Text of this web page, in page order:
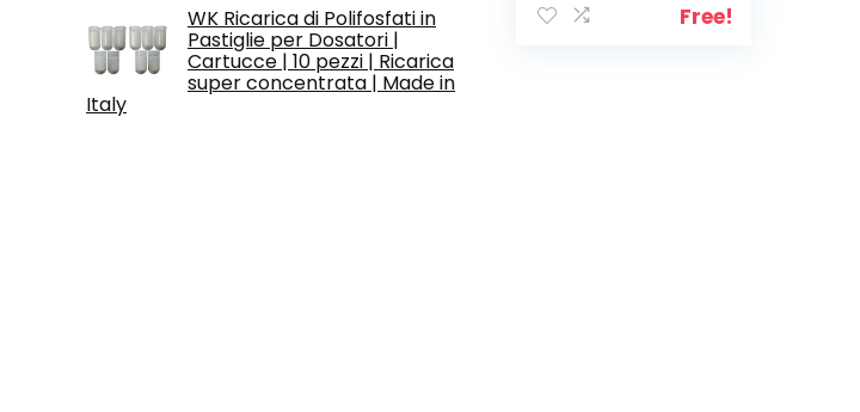
WK Ricarica di Polifosfati in
Pastiglie per Dosatori |
Cartucce | 10 pezzi | Ricarica
super concentrata | Made in
Italy
ad alta velocità,Free!